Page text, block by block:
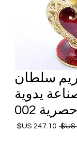
سلطان
يدوية
حصرية 002
سعر
سعر